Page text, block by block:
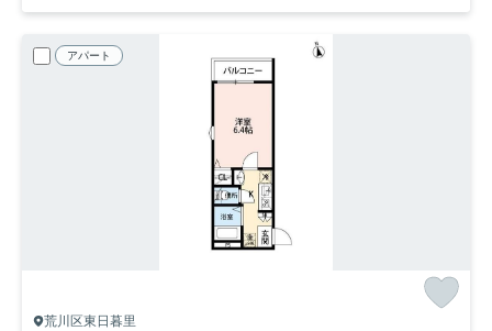
アパート
荒川区東日暮里